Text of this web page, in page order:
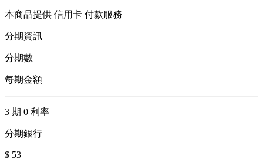
本商品提供 信用卡 付款服務
分期資訊
分期數
每期金額
3 期 0 利率
分期銀行
$ 53